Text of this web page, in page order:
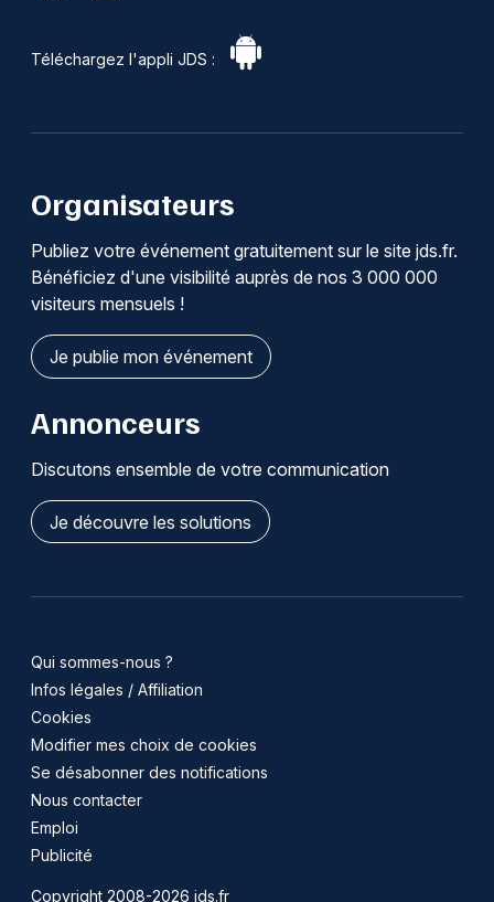
Téléchargez l'appli JDS :
Organisateurs
Publiez votre événement gratuitement sur le site jds.fr.
Bénéficiez d'une visibilité auprès de nos 3 000 000
visiteurs mensuels !
Je publie mon événement
Annonceurs
Discutons ensemble de votre communication
Je découvre les solutions
Qui sommes-nous ?
Infos légales / Affiliation
Cookies
Modifier mes choix de cookies
Se désabonner des notifications
Nous contacter
Emploi
Publicité
Copyright 2008-2026 jds.fr